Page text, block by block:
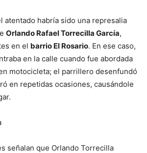
atentado habría sido una represalia
Orlando Rafael Torrecilla García,
en el barrio El Rosario. En ese caso,
en la calle cuando fue abordada
motocicleta; el parrillero desenfundó
en repetidas ocasiones, causándole
señalan que Orlando Torrecilla